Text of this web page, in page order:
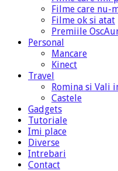
Filme care nu-
Filme ok si atat
Premiile
Personal
Mancare
Kinect
Travel
Romina si Vali
Castele
Gadgets
Tutoriale
Imi place
Diverse
Intrebari
Contact